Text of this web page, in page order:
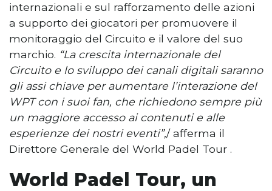
internazionali e sul rafforzamento delle azioni
a supporto dei giocatori per promuovere il
monitoraggio del Circuito e il valore del suo
marchio. “La crescita internazionale del
Circuito e lo sviluppo dei canali digitali saranno
gli assi chiave per aumentare l’interazione del
WPT con i suoi fan, che richiedono sempre più
un maggiore accesso ai contenuti e alle
esperienze dei nostri eventi”,/ afferma il
Direttore Generale del World Padel Tour .
World Padel Tour, un